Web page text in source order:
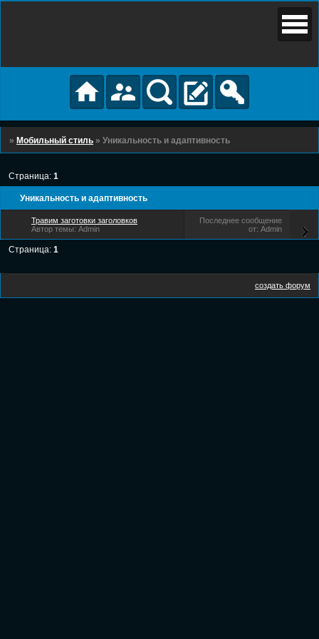
» Мобильный стиль »Уникальность и адаптивность
Уникальность и адаптивность
Страница:1
Травим заготовки заголовков
Admin
Admin
Страница:1
создать форум